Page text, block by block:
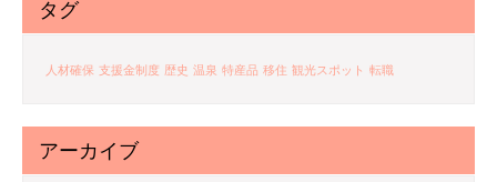
タグ
人材確保 支援金制度 歴史 温泉 特産品 移住 観光スポット 転職
アーカイブ